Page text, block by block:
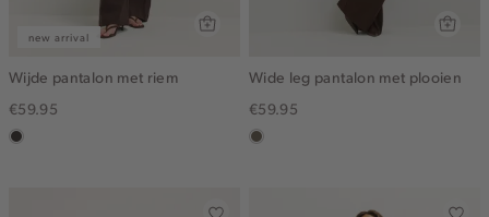
new arrival
Wijde pantalon met riem
€59.95
choco
Wide leg pantalon met plooien
€59.95
middenbruin